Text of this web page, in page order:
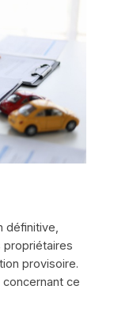
définitive,
propriétaires
provisoire.
ce